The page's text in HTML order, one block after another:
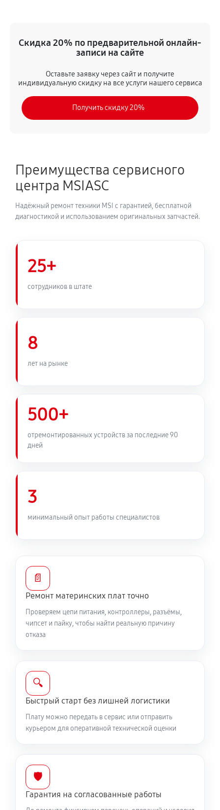
Скидка 20% по предварительной онлайн-
записи на сайте
Оставьте заявку через сайт и получите
индивидуальную скидку на все услуги нашего сервиса
Получить скидку 20%
Преимущества сервисного
центра MSIASC
Надёжный ремонт техники MSI с гарантией, бесплатной
диагностикой и использованием оригинальных запчастей.
25+
сотрудников в штате
8
лет на рынке
500+
отремонтированных устройств за последние 90
дней
3
минимальный опыт работы специалистов
📄
Ремонт материнских плат точно
Проверяем цепи питания, контроллеры, разъёмы,
чипсет и пайку, чтобы найти реальную причину
отказа
🔍
Быстрый старт без лишней логистики
Плату можно передать в сервис или отправить
курьером для оперативной технической оценки
🛡️
Гарантия на согласованные работы